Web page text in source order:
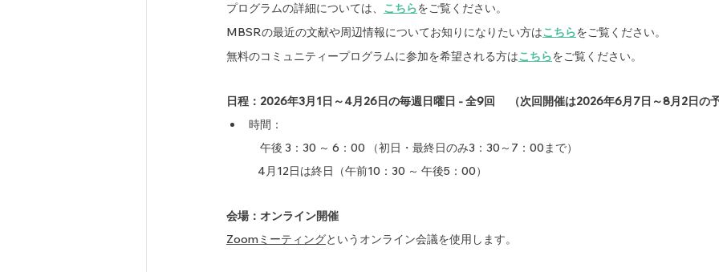
プログラムの詳細については、 こちらをご覧ください。
MBSRの最近の文献や周辺情報についてお知りになりたい方はこちらをご覧ください。
無料のコミュニティープログラムに参加を希望される方はこちらをご覧ください。
日程：2026年3月1日～4月26日の毎週日曜日 - 全9回 　（次回開催は2026年6月7日～8月2日の
時間：
午後 3：30 ～ 6：00 （初日・最終日のみ3：30～7：00まで）
             4月12日は終日（午前10：30 ～ 午後5：00）
会場：オンライン開催
Zoomミーティングというオンライン会議を使用します。